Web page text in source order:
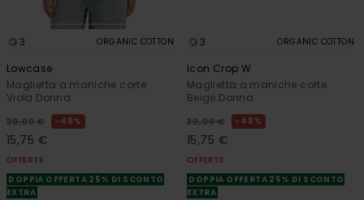
3 ORGANIC COTTON
Lowcase
Maglietta a maniche corte
Viola Donna
30,00 € 48%
15,75 €
OFFERTE
DOPPIA OFFERTA 25% DI SCONTO
EXTRA
3 ORGANIC COTTON
Icon Crop W
Maglietta a maniche corte
Beige Donna
30,00 € 48%
15,75 €
OFFERTE
DOPPIA OFFERTA 25% DI SCONTO
EXTRA